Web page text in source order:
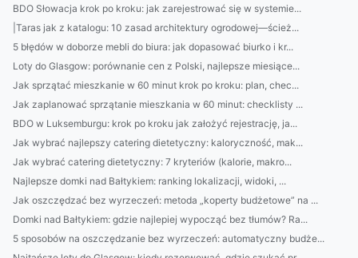
BDO Słowacja krok po kroku: jak zarejestrować się w systemie...
|Taras jak z katalogu: 10 zasad architektury ogrodowej—ścież...
5 błędów w doborze mebli do biura: jak dopasować biurko i kr...
Loty do Glasgow: porównanie cen z Polski, najlepsze miesiące...
Jak sprzątać mieszkanie w 60 minut krok po kroku: plan, chec...
Jak zaplanować sprzątanie mieszkania w 60 minut: checklisty ...
BDO w Luksemburgu: krok po kroku jak założyć rejestrację, ja...
Jak wybrać najlepszy catering dietetyczny: kaloryczność, mak...
Jak wybrać catering dietetyczny: 7 kryteriów (kalorie, makro...
Najlepsze domki nad Bałtykiem: ranking lokalizacji, widoki, ...
Jak oszczędzać bez wyrzeczeń: metoda „koperty budżetowe” na ...
Domki nad Bałtykiem: gdzie najlepiej wypocząć bez tłumów? Ra...
5 sposobów na oszczędzanie bez wyrzeczeń: automatyczny budże...